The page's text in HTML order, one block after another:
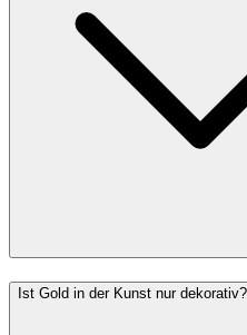
Ist Gold in der Kunst nur dekorativ?